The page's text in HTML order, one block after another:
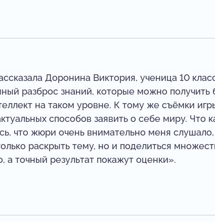
Доронина Виктория, ученица 10
разброс знаний, которые можно получить
на таком уровне. К тому же съёмки
способов заявить о себе миру. Что
что жюри очень внимательно меня
раскрыть тему, но и поделиться
а точный результат покажут оценки».